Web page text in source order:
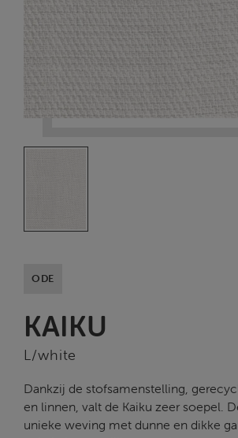
ODE
KAIKU
L/white
Dankzij de stofsamenstelling,
en linnen, valt de Kaiku zeer soepel.
unieke weving met dunne en dikke